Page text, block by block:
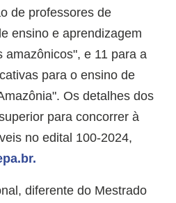
de professores de
ensino e aprendizagem
amazônicos", e 11 para a
para o ensino de
Os detalhes dos
para concorrer à
no edital 100-2024,
diferente do Mestrado